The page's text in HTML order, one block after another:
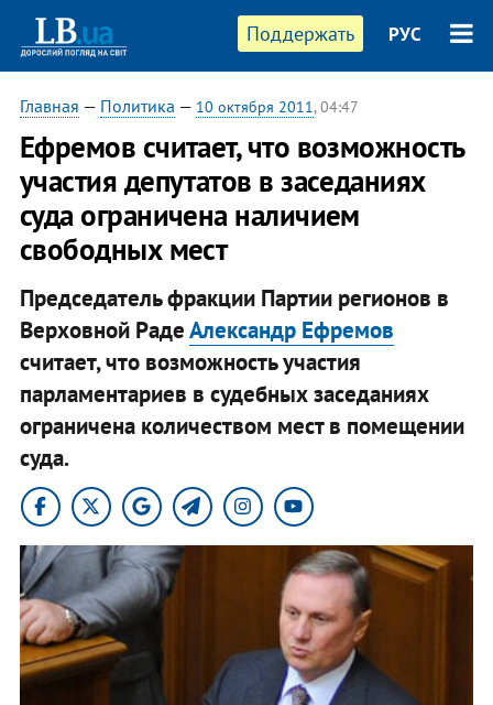
Поддержать РУС
Главная — Политика — 10 октября 2011, 04:47
​Ефремов считает, что возможность
участия депутатов в заседаниях
суда ограничена наличием
свободных мест
Председатель фракции Партии регионов в
Верховной РадеАлександр Ефремов
считает, что возможность участия
парламентариев в судебных заседаниях
ограничена количеством мест в помещении
суда.